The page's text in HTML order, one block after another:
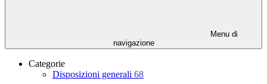
Menu di
navigazione
Categorie
Disposizioni generali 68